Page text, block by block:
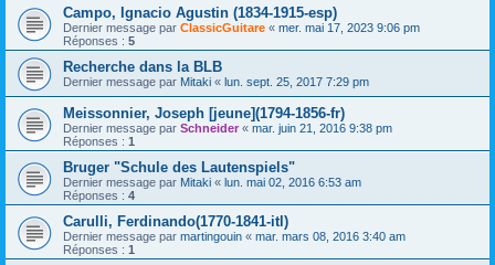
Campo, Ignacio Agustin (1834-1915-esp)
Dernier message par ClassicGuitare « mer. mai 17, 2023 9:06 pm
Réponses : 5
Recherche dans la BLB
Dernier message par Mitaki « lun. sept. 25, 2017 7:29 pm
Meissonnier, Joseph [jeune](1794-1856-fr)
Dernier message par Schneider « mar. juin 21, 2016 9:38 pm
Réponses : 1
Bruger "Schule des Lautenspiels"
Dernier message par Mitaki « lun. mai 02, 2016 6:53 am
Réponses : 4
Carulli, Ferdinando(1770-1841-itl)
Dernier message par martingouin « mar. mars 08, 2016 3:40 am
Réponses : 1